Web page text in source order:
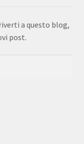
a questo blog,
post.